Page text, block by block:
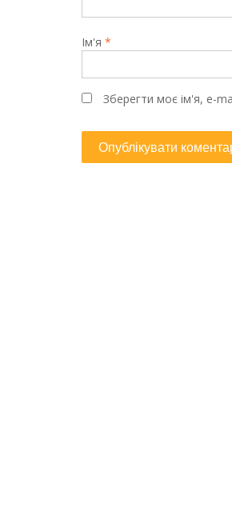
Ім'я *
Зберегти моє ім'я, e-